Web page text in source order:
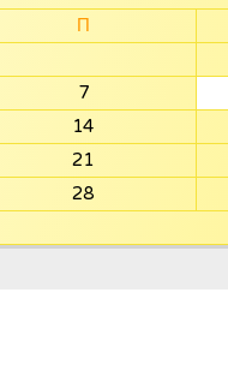
П
7
14
21
28